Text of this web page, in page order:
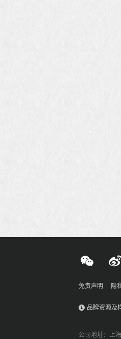
免责声明 隐
品牌资源及
公司地址：上